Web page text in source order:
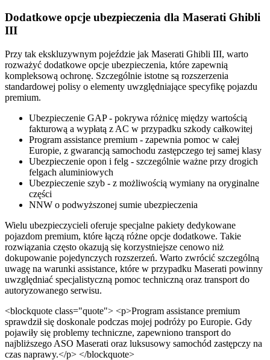
Dodatkowe opcje ubezpieczenia dla Maserati Ghibli
III
Przy tak ekskluzywnym pojeździe jak Maserati Ghibli III, warto
rozważyć dodatkowe opcje ubezpieczenia, które zapewnią
kompleksową ochronę. Szczególnie istotne są rozszerzenia
standardowej polisy o elementy uwzględniające specyfikę pojazdu
premium.
Ubezpieczenie GAP - pokrywa różnicę między wartością
fakturową a wypłatą z AC w przypadku szkody całkowitej
Program assistance premium - zapewnia pomoc w całej
Europie, z gwarancją samochodu zastępczego tej samej klasy
Ubezpieczenie opon i felg - szczególnie ważne przy drogich
felgach aluminiowych
Ubezpieczenie szyb - z możliwością wymiany na oryginalne
części
NNW o podwyższonej sumie ubezpieczenia
Wielu ubezpieczycieli oferuje specjalne pakiety dedykowane
pojazdom premium, które łączą różne opcje dodatkowe. Takie
rozwiązania często okazują się korzystniejsze cenowo niż
dokupowanie pojedynczych rozszerzeń. Warto zwrócić szczególną
uwagę na warunki assistance, które w przypadku Maserati powinny
uwzględniać specjalistyczną pomoc techniczną oraz transport do
autoryzowanego serwisu.
<blockquote class="quote"> <p>Program assistance premium
sprawdził się doskonale podczas mojej podróży po Europie. Gdy
pojawiły się problemy techniczne, zapewniono transport do
najbliższego ASO Maserati oraz luksusowy samochód zastępczy na
czas naprawy.</p> </blockquote>